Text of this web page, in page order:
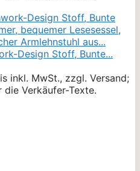
Design Stoff, Bunte...
inkl. MwSt., zzgl. Versand;
Verkäufer-Texte.